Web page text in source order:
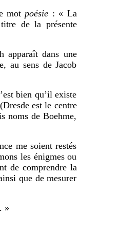
motpoésie : « La
de la présente
apparaît dans une
au sens de Jacob
bien qu’il existe
est le centre
noms de Boehme,
me soient restés
les énigmes ou
de comprendre la
que de mesurer
»